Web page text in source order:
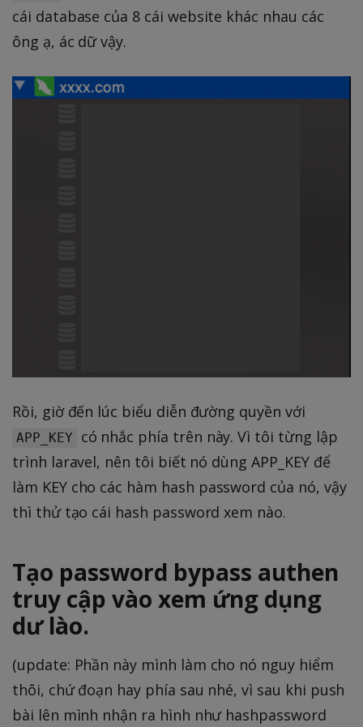
cái database của 8 cái website khác nhau các
ông ạ, ác dữ vậy.
Rồi, giờ đến lúc biểu diễn đường quyền với
APP_KEY
có nhắc phía trên này. Vì tôi từng lập
trình laravel, nên tôi biết nó dùng APP_KEY để
làm KEY cho các hàm hash password của nó, vậy
thì thử tạo cái hash password xem nào.
Tạo password bypass authen
truy cập vào xem ứng dụng
dư lào.
(update: Phần này mình làm cho nó nguy hiểm
thôi, chứ đoạn hay phía sau nhé, vì sau khi push
bài lên mình nhận ra hình như hashpassword